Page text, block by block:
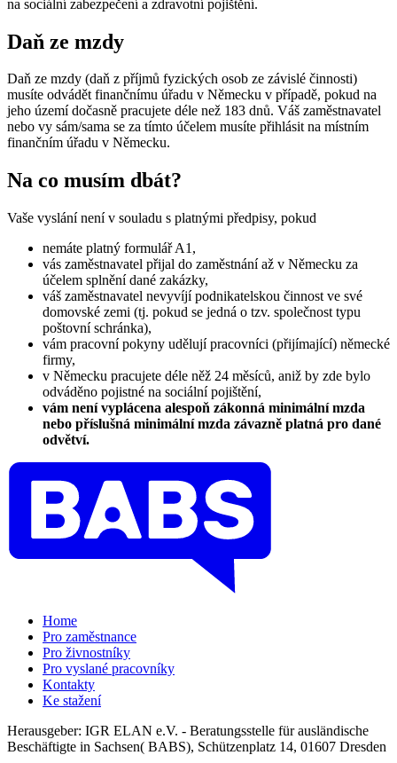
na sociální zabezpečení a zdravotní pojištění.
Daň ze mzdy
Daň ze mzdy (daň z příjmů fyzických osob ze závislé činnosti)
musíte odvádět finančnímu úřadu v Německu v případě, pokud na
jeho území dočasně pracujete déle než 183 dnů. Váš zaměstnavatel
nebo vy sám/sama se za tímto účelem musíte přihlásit na místním
finančním úřadu v Německu.
Na co musím dbát?
Vaše vyslání není v souladu s platnými předpisy, pokud
nemáte platný formulář A1,
vás zaměstnavatel přijal do zaměstnání až v Německu za
účelem splnění dané zakázky,
váš zaměstnavatel nevyvíjí podnikatelskou činnost ve své
domovské zemi (tj. pokud se jedná o tzv. společnost typu
poštovní schránka),
vám pracovní pokyny udělují pracovníci (přijímající) německé
firmy,
v Německu pracujete déle něž 24 měsíců, aniž by zde bylo
odváděno pojistné na sociální pojištění,
vám není vyplácena alespoň zákonná minimální mzda
nebo příslušná minimální mzda závazně platná pro dané
odvětví.
Home
Pro zaměstnance
Pro živnostníky
Pro vyslané pracovníky
Kontakty
Ke stažení
Herausgeber: IGR ELAN e.V. - Beratungsstelle für ausländische
Beschäftigte in Sachsen( BABS), Schützenplatz 14, 01607 Dresden